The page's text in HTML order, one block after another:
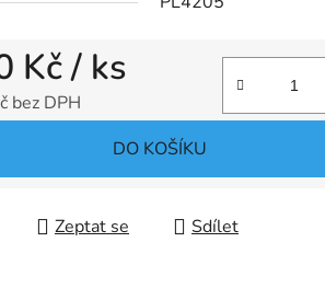
Kč/ ks
bez DPH
DO KOŠÍKU
Zeptat se Sdílet